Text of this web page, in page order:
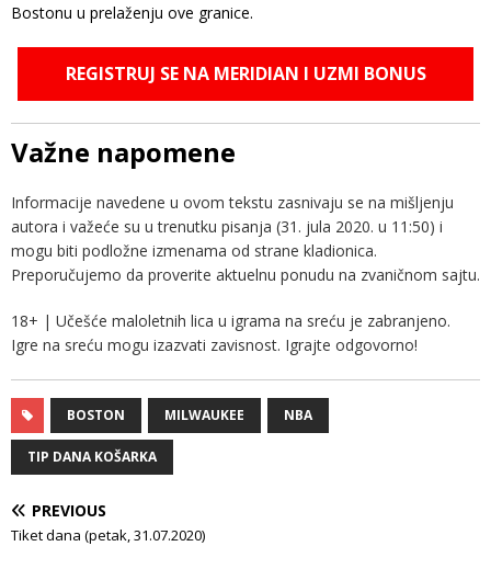
Bostonu u prelaženju ove granice.
REGISTRUJ SE NA MERIDIAN I UZMI BONUS
Važne napomene
Informacije navedene u ovom tekstu zasnivaju se na mišljenju
autora i važeće su u trenutku pisanja (31. jula 2020. u 11:50) i
mogu biti podložne izmenama od strane kladionica.
Preporučujemo da proverite aktuelnu ponudu na zvaničnom sajtu.
18+ | Učešće maloletnih lica u igrama na sreću je zabranjeno.
Igre na sreću mogu izazvati zavisnost. Igrajte odgovorno!
BOSTON MILWAUKEE NBA
TIP DANA KOŠARKA
PREVIOUS
Tiket dana (petak, 31.07.2020)